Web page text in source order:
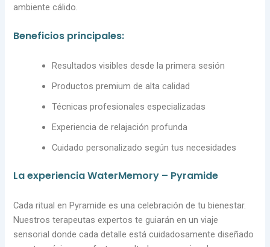
ambiente cálido.
Beneficios principales:
Resultados visibles desde la primera sesión
Productos premium de alta calidad
Técnicas profesionales especializadas
Experiencia de relajación profunda
Cuidado personalizado según tus necesidades
La experiencia WaterMemory – Pyramide
Cada ritual en Pyramide es una celebración de tu bienestar.
Nuestros terapeutas expertos te guiarán en un viaje
sensorial donde cada detalle está cuidadosamente diseñado